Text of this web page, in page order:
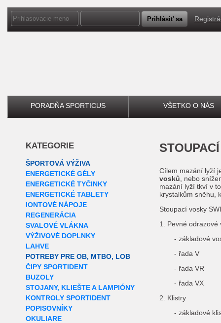
PORADŇA SPORTICUS VŠETKO O NÁS
KATEGORIE
ŠPORTOVÁ VÝŽIVA
ENERGETICKÉ GÉLY
ENERGETICKÉ TYČINKY
ENERGETICKÉ TABLETY
IONTOVÉ NÁPOJE
REGENERÁCIA
SVALOVÉ VLÁKNA
VÝŽIVOVÉ DOPLNKY
LAHVE
POTREBY PRE OB, MTBO, LOB
ČIPY SPORTIDENT
BUZOLY
STOJANY, KLIEŠTE A LAMPIÓNY
KONTROLY SPORTIDENT
POPISOVNÍKY
OKULIARE
Cílem mazání lyží
vosků , nebo
mazání lyží tkví v
krystalkům sněhu,
Stoupací vosky
1. Pevné odrazové
- základové
- řada V
- řada VR
- řada VX
2. Klistry
- základové